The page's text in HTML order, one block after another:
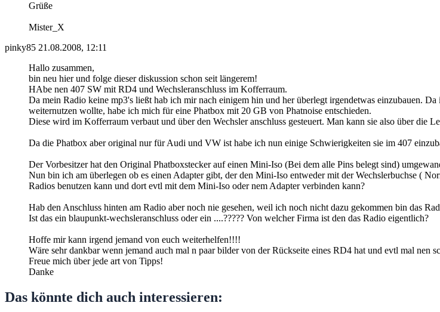
Grüße
Mister_X
pinky85 21.08.2008, 12:11
Hallo zusammen,
bin neu hier und folge dieser diskussion schon seit längerem!
HAbe nen 407 SW mit RD4 und Wechsleranschluss im Kofferraum.
Da mein Radio keine mp3's ließt hab ich mir nach einigem hin und her überlegt irgendetwas einzubauen.
weiternutzen wollte, habe ich mich für eine Phatbox mit 20 GB von Phatnoise entschieden.
Diese wird im Kofferraum verbaut und über den Wechsler anschluss gesteuert. Man kann sie also über die
Da die Phatbox aber original nur für Audi und VW ist habe ich nun einige Schwierigkeiten sie im 407
Der Vorbesitzer hat den Original Phatboxstecker auf einen Mini-Iso (Bei dem alle Pins belegt sind)
Nun bin ich am überlegen ob es einen Adapter gibt, der den Mini-Iso entweder mit der Wechslerbuchse (
Radios benutzen kann und dort evtl mit dem Mini-Iso oder nem Adapter verbinden kann?
Hab den Anschluss hinten am Radio aber noch nie gesehen, weil ich noch nicht dazu gekommen bin das
Ist das ein blaupunkt-wechsleranschluss oder ein ....????? Von welcher Firma ist den das Radio eigentlich?
Hoffe mir kann irgend jemand von euch weiterhelfen!!!!
Wäre sehr dankbar wenn jemand auch mal n paar bilder von der Rückseite eines RD4 hat und evtl mal nen
Freue mich über jede art von Tipps!
Danke
Das könnte dich auch interessieren: